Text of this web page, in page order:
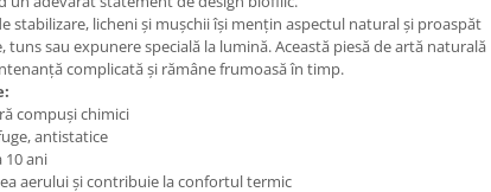
stabilizare, licheni și mușchii își mențin aspectul natural și proaspăt
tuns sau expunere specială la lumină. Această piesă de artă naturală
complicată și rămâne frumoasă în timp.
compuși chimici
antistatice
10 ani
aerului și contribuie la confortul termic